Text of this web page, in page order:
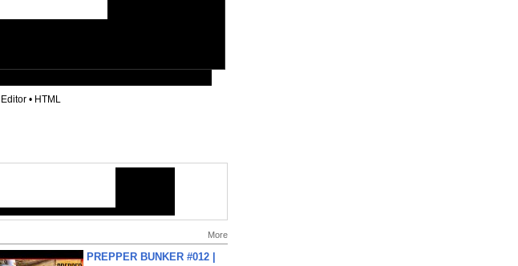
Editor • HTML
More
PREPPER BUNKER #012 |